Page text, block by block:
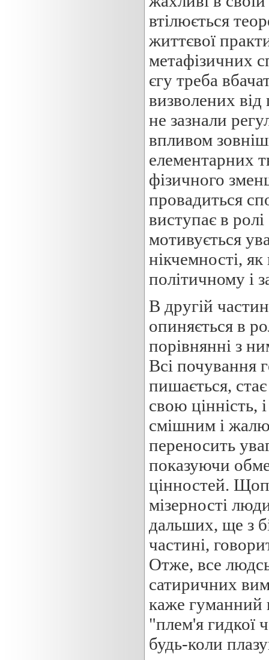
втілюється
життєвої
метафізичних
єгу треба
визволених від
не зазнали
впливом
елементарних
фізичного
провадиться
виступає в
мотивується
нікчемності,
політичному і
В другій
опиняється в
порівнянні з
Всі почування
пишається,
свою цінність,
смішним і
переносить
показуючи
цінностей.
мізерності
дальших, ще з
частині,
Отже, все
сатиричних
каже гуманний
"плем'я гидкої
будь-коли